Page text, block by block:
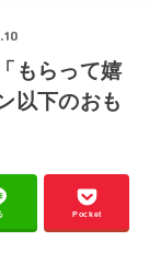
もらって嬉
以下のおも
Pocket